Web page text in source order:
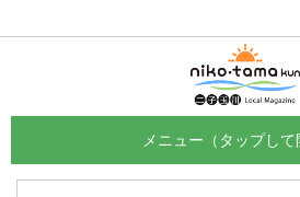
メニュー